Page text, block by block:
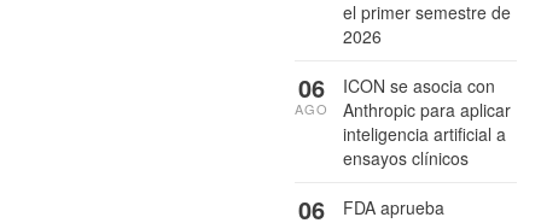
el primer semestre de
2026
ICON se asocia con
Anthropic para aplicar
inteligencia artificial a
ensayos clínicos
06
AGO
FDA aprueba
06